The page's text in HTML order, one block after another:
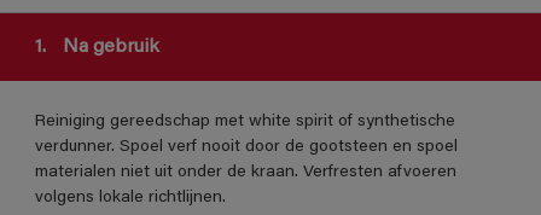
1. Na gebruik
Reiniging gereedschap met white spirit of synthetische
verdunner. Spoel verf nooit door de gootsteen en spoel
materialen niet uit onder de kraan. Verfresten afvoeren
volgens lokale richtlijnen.